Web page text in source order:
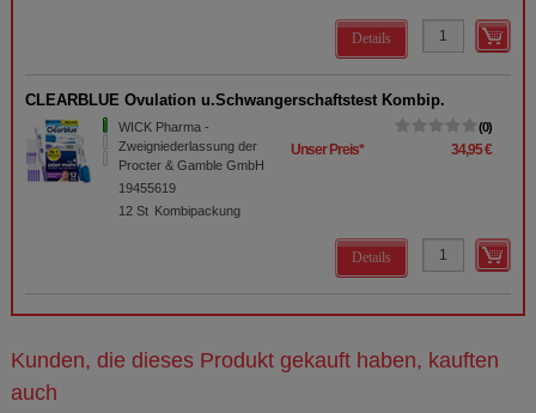
Details
CLEARBLUE Ovulation u.Schwangerschaftstest Kombip.
WICK Pharma -
Zweigniederlassung der
Procter & Gamble GmbH
19455619
12St Kombipackung
0
Unser Preis* 34,95 €
Details
Kunden, die dieses Produkt gekauft haben, kauften
auch